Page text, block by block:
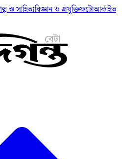
ও সাহিত্যবিজ্ঞান ও প্রযুক্তিফটোআর্কাইভ